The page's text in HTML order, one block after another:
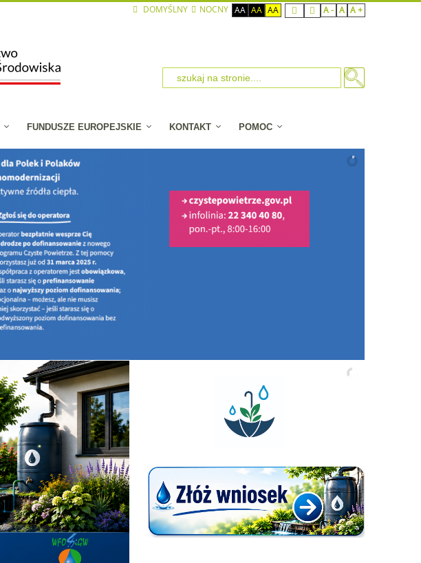
DOMYŚLNY NOCNY AA AA AA A - A A +
FUNDUSZE EUROPEJSKIE KONTAKT POMOC